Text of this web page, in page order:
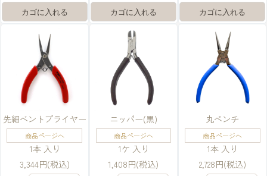
先細ベントプライヤー
商品ページへ
1本 入り
3,344円(税込)
ニッパー(黒)
商品ページへ
1ケ 入り
1,408円(税込)
丸ペンチ
商品ページへ
1本 入り
2,728円(税込)